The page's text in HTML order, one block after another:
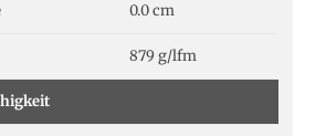
0.0 cm
879 g/lfm